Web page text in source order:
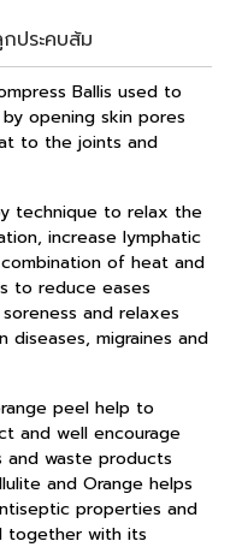
ประคบส้ม
Ballis used to
opening skin pores
to the joints and
technique to relax the
increase lymphatic
of heat and
to reduce eases
and relaxes
diseases, migraines and
peel help to
and well encourage
waste products
and Orange helps
properties and
together with its